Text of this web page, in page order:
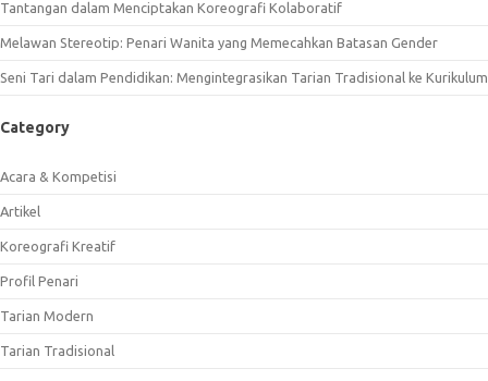
Tantangan dalam Menciptakan Koreografi Kolaboratif
Melawan Stereotip: Penari Wanita yang Memecahkan Batasan Gender
Seni Tari dalam Pendidikan: Mengintegrasikan Tarian Tradisional ke Kurikulum
Category
Acara & Kompetisi
Artikel
Koreografi Kreatif
Profil Penari
Tarian Modern
Tarian Tradisional